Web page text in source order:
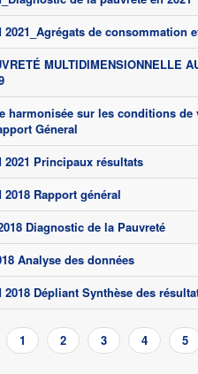
2021_Agrégats de consommation
MULTIDIMENSIONNELLE
harmonisée sur les conditions de
Géneral
2021 Principaux résultats
2018 Rapport général
Diagnostic de la Pauvreté
Analyse des données
2018 Dépliant Synthèse des
Page
courante
1 Page
2 Page
3 Page
4 5